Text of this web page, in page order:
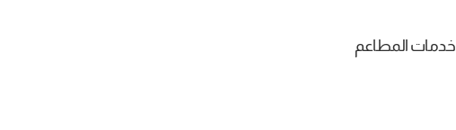
أسعار خدمات المطاعم